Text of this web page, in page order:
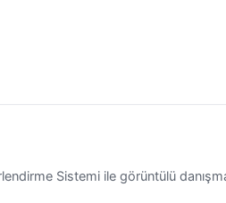
Sistemi ile görüntülü